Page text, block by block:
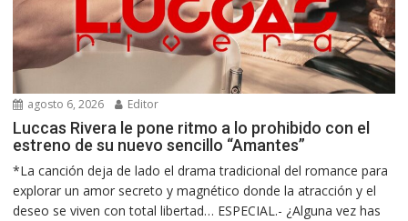
agosto 6, 2026 Editor
Luccas Rivera le pone ritmo a lo prohibido con el
estreno de su nuevo sencillo “Amantes”
*La canción deja de lado el drama tradicional del romance para
explorar un amor secreto y magnético donde la atracción y el
deseo se viven con total libertad… ESPECIAL.- ¿Alguna vez has